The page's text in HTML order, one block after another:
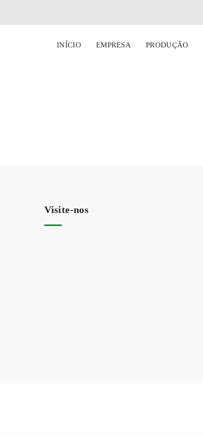
INÍCIO EMPRESA PRODUÇÃO
Visite-nos